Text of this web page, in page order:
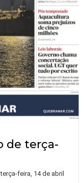
de terça-
feira, 14 de abril